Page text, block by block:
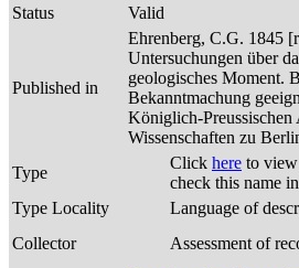
Status
Valid
Published in
Ehrenberg, C.G. 1845
Untersuchungen über
geologisches Moment.
Bekanntmachung
Königlich-Preussischen
Wissenschaften zu
Type
Click here to
check this name
Type Locality
Language of
Collector
Assessment of